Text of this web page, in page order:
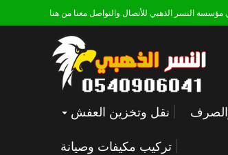
النسر الذهبي للأتصال والتواصل معنا من هنا
نقل وتخزين العفش
تركيب مكيفات وصيانة